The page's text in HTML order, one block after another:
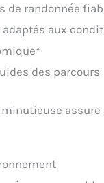
de randonnée
aux
des parcours
assure